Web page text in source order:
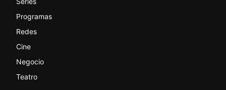
Programas
Redes
Cine
Negocio
Teatro